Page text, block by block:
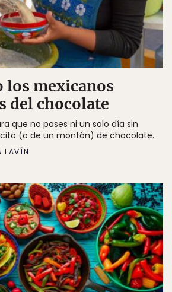
los mexicanos
del chocolate
que no pases ni un solo día sin
(o de un montón) de chocolate.
LAVÍN